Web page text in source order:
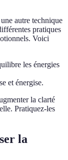
autre technique
pratiques
Voici
les énergies
et énergise.
la clarté
Pratiquez-les
la